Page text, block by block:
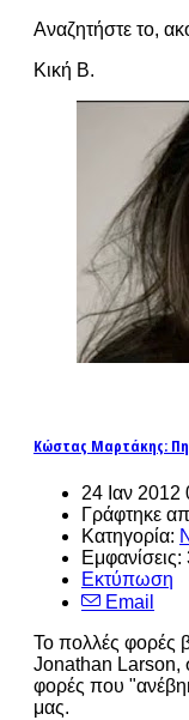
Αναζητήστε το,
Κική Β.
Κώστας Μαρτάκης:
24 Ιαν 2012
Γράφτηκε
Κατηγορία:
Εκτύπωση
Email
Το πολλές φορές
Jonathan Larson,
φορές που
μας.